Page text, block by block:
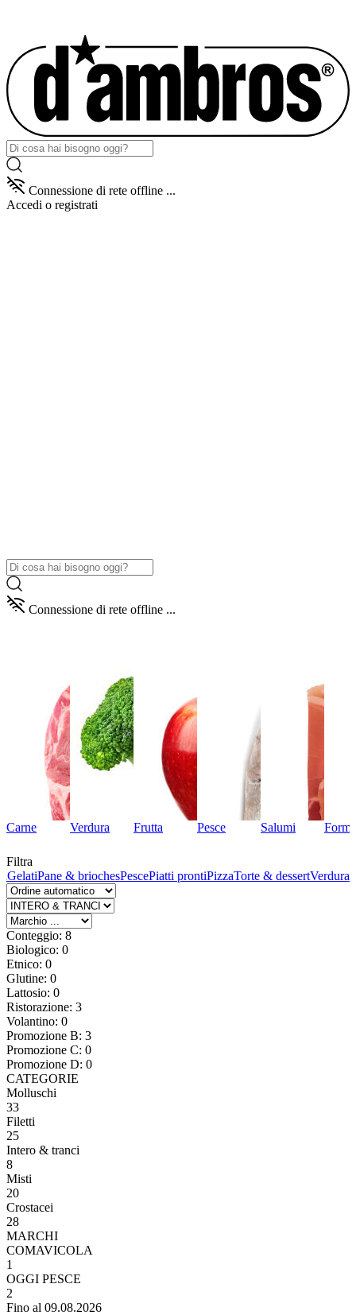
Connessione di rete offline ...
Accedi o registrati
Connessione di rete offline ...
Carne Verdura Frutta Pesce Salumi
Filtra
GelatiPane & briochesPescePiatti prontiPizzaTorte & dessertVerdura
Conteggio: 8
Biologico: 0
Etnico: 0
Glutine: 0
Lattosio: 0
Ristorazione: 3
Volantino: 0
Promozione B: 3
Promozione C: 0
Promozione D: 0
CATEGORIE
Molluschi
33
Filetti
25
Intero & tranci
8
Misti
20
Crostacei
28
MARCHI
COMAVICOLA
1
OGGI PESCE
2
Fino al 09.08.2026